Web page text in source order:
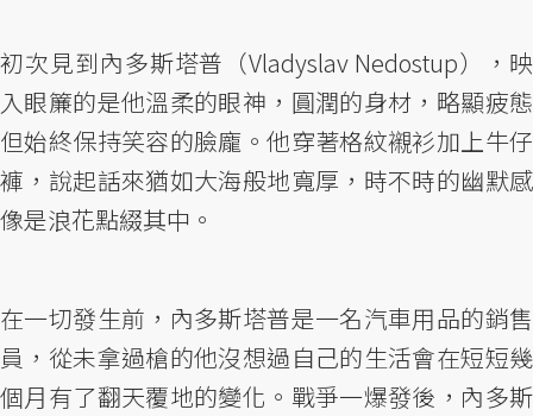
初次見到內多斯塔普（Vladyslav Nedostup），映
入眼簾的是他溫柔的眼神，圓潤的身材，略顯疲態
但始終保持笑容的臉龐。他穿著格紋襯衫加上牛仔
褲，說起話來猶如大海般地寬厚，時不時的幽默感
像是浪花點綴其中。
在一切發生前，內多斯塔普是一名汽車用品的銷售
員，從未拿過槍的他沒想過自己的生活會在短短幾
個月有了翻天覆地的變化。戰爭一爆發後，內多斯